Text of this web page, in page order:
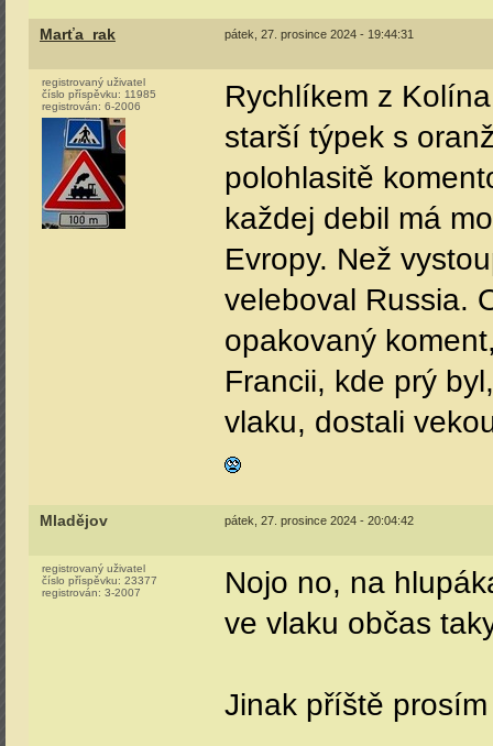
Marťa_rak pátek, 27. prosince 2024 - 19:44:31
registrovaný uživatel
číslo příspěvku: 11985
registrován: 6-2006
Rychlíkem z
starší týpek s
polohlasitě
každej debil má
Evropy. Než
veleboval Russia.
opakovaný
Francii, kde prý
vlaku, dostali
Mladějov pátek, 27. prosince 2024 - 20:04:42
registrovaný uživatel
číslo příspěvku: 23377
registrován: 3-2007
Nojo no, na
ve vlaku občas
Jinak příště